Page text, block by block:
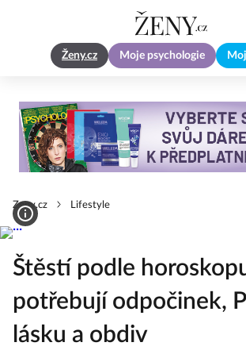
Ženy.cz Moje psychologie
Zeny.cz Lifestyle
Štěstí podle
potřebují odpočinek,
lásku a obdiv